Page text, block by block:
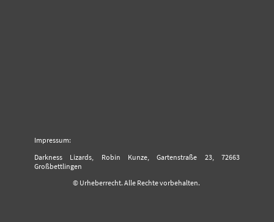
Impressum:
Darkness Lizards, Robin Kunze, Gartenstraße 23, 72663
Großbettlingen
© Urheberrecht. Alle Rechte vorbehalten.